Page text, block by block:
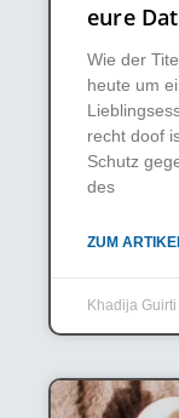
eure
Wie der
heute um
recht doof
Schutz
des
ZUM
Khadija Guirti